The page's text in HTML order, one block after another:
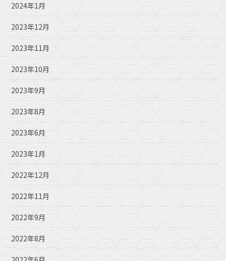
2024年1月
2023年12月
2023年11月
2023年10月
2023年9月
2023年8月
2023年6月
2023年1月
2022年12月
2022年11月
2022年9月
2022年8月